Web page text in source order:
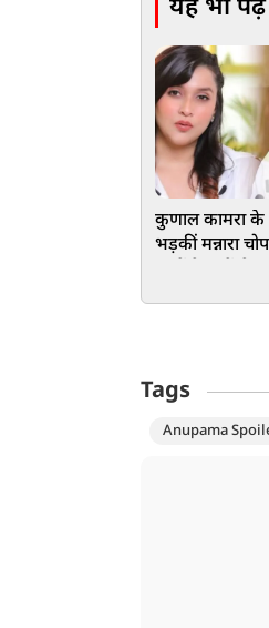
यह भी पढ़ें
कुणाल कामरा के
भड़कीं मन्नारा
Tags
Anupama